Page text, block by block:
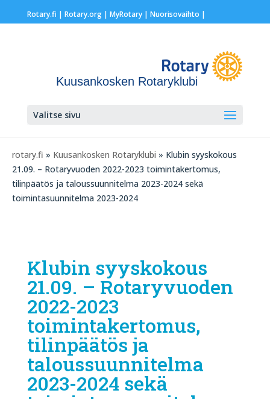
Rotary.fi | Rotary.org| MyRotary | Nuorisovaihto |
Kuusankosken Rotaryklubi
Valitse sivu
rotary.fi » Kuusankosken Rotaryklubi » Klubin syyskokous
21.09. – Rotaryvuoden 2022-2023 toimintakertomus,
tilinpäätös ja taloussuunnitelma 2023-2024 sekä
toimintasuunnitelma 2023-2024
Klubin syyskokous
21.09. – Rotaryvuoden
2022-2023
toimintakertomus,
tilinpäätös ja
taloussuunnitelma
2023-2024 sekä